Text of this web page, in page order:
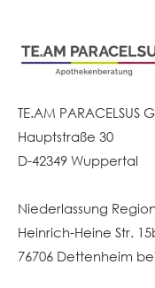
TE.AM PARACELSUS
Hauptstraße 30
D-42349 Wuppertal
Niederlassung
Heinrich-Heine Str.
76706 Dettenheim